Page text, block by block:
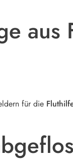
aus
für die